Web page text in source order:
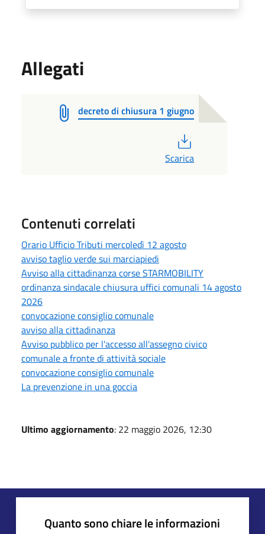
Allegati
decreto di chiusura 1 giugno
Scarica
Contenuti correlati
Orario Ufficio Tributi mercoledì 12 agosto
avviso taglio verde sui marciapiedi
Avviso alla cittadinanza corse STARMOBILITY
ordinanza sindacale chiusura uffici comunali 14 agosto
2026
convocazione consiglio comunale
avviso alla cittadinanza
Avviso pubblico per l'accesso all'assegno civico
comunale a fronte di attività sociale
convocazione consiglio comunale
La prevenzione in una goccia
Ultimo aggiornamento: 22 maggio 2026, 12:30
Quanto sono chiare le informazioni